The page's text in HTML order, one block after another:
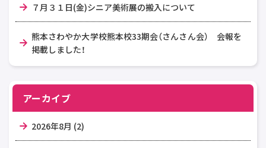
７月３１日(金)シニア美術展の搬入について
熊本さわやか大学校熊本校33期会（さんさん会） 会報を
掲載しました！
アーカイブ
2026年8月 (2)